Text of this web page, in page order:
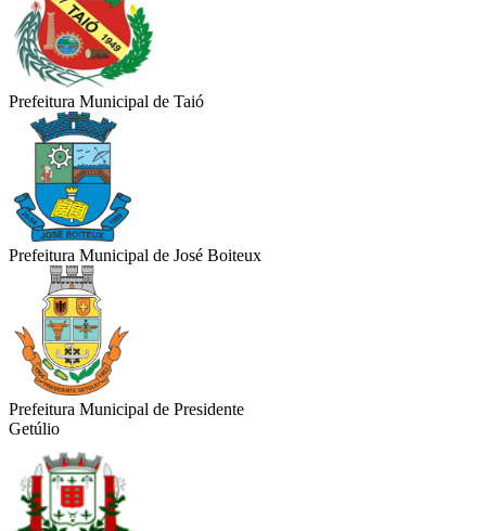
Prefeitura Municipal de Taió
Prefeitura Municipal de José Boiteux
Prefeitura Municipal de Presidente
Getúlio